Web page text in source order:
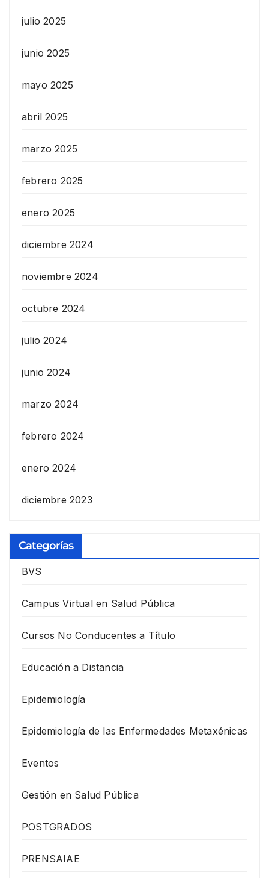
julio 2025
junio 2025
mayo 2025
abril 2025
marzo 2025
febrero 2025
enero 2025
diciembre 2024
noviembre 2024
octubre 2024
julio 2024
junio 2024
marzo 2024
febrero 2024
enero 2024
diciembre 2023
Categorías
BVS
Campus Virtual en Salud Pública
Cursos No Conducentes a Título
Educación a Distancia
Epidemiología
Epidemiología de las Enfermedades Metaxénicas
Eventos
Gestión en Salud Pública
POSTGRADOS
PRENSAIAE